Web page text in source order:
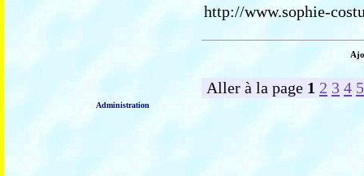
http://www.sophie-
Aller à la page 1 2 3 4 5
Administration